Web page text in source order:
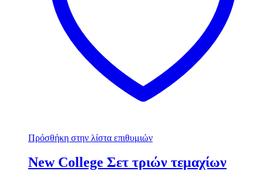
Πρόσθήκη στην λίστα επιθυμιών
New College Σετ τριών τεμαχίων